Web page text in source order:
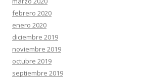
febrero 2020
enero 2020
diciembre 2019
noviembre 2019
octubre 2019
septiembre 2019